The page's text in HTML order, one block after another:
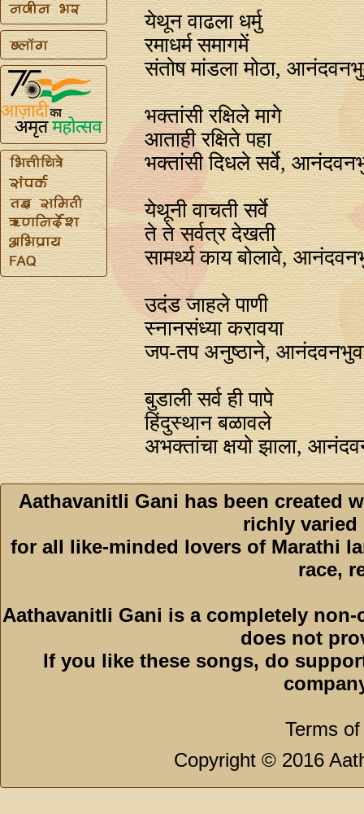
येथून वाढला धर्मु
रमाधर्म समागमें
संतोष मांडला मोठा,
भक्तांसी रक्षिले मागे
आताही रक्षिते पहा
भक्तांसी दिधले सर्वे,
येथूनी वाचती सर्वे
ते ते सर्वत्र देखती
सामर्थ्य काय बोलावे,
उदंड जाहले पाणी
स्‍नानसंध्या करावया
जप-तप अनुष्ठाने,
बुडाली सर्व ही पापे
हिंदुस्थान बळावले
अभक्तांचा क्षयो झाला,
Aathavanitli Gani has been created
richly varied
for all like-minded lovers of Marathi
race,
Aathavanitli Gani is a completely
does not
If you like these songs, do
Terms
Copyright © 2016